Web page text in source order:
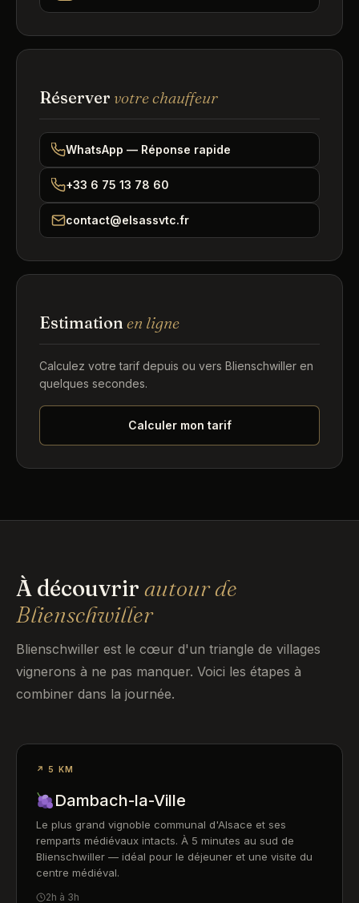
Réserver votre chauffeur
WhatsApp — Réponse rapide
+33 6 75 13 78 60
contact@elsassvtc.fr
Estimation en ligne
Calculez votre tarif depuis ou vers Blienschwiller en
quelques secondes.
Calculer mon tarif
À découvrir autour de
Blienschwiller
Blienschwiller est le cœur d'un triangle de villages
vignerons à ne pas manquer. Voici les étapes à
combiner dans la journée.
↗ 5 KM
Dambach-la-Ville
Le plus grand vignoble communal d'Alsace et ses
remparts médiévaux intacts. À 5 minutes au sud de
Blienschwiller — idéal pour le déjeuner et une visite du
centre médiéval.
2h à 3h